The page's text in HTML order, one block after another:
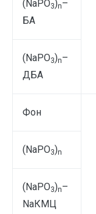
(NаPO3)n–
БА
(NаPO3)n–
ДБА
Фон
(NaPO3)n
(NaPO3)n–
NaКМЦ